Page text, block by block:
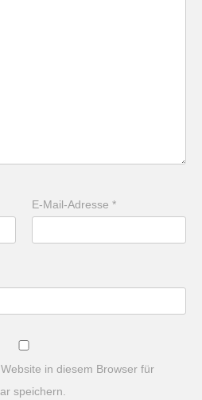
E-Mail-Adresse*
in diesem Browser für
speichern.